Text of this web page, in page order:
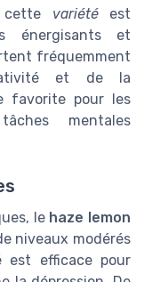
variétéest
énergisants et
fréquemment
et de la
favorite pour les
mentales
le haze lemon
niveaux modérés
efficace pour